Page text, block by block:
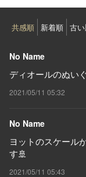
共感順 新着順 古
No Name
ディオールのぬい
2021/05/11 05:32
No Name
ヨットのスケール
す🚢
2021/05/11 05:43